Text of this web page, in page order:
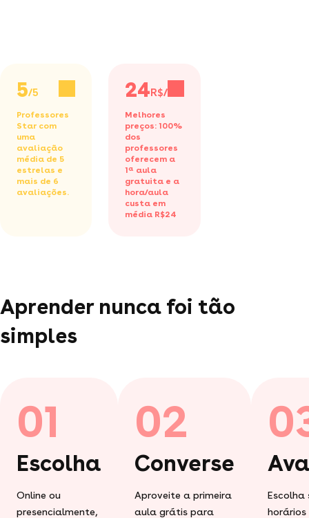
5/5
Professores
Star com
uma
avaliação
média de 5
estrelas e
mais de 6
avaliações.
24R$/h
Melhores
preços: 100%
dos
professores
oferecem a
1ª aula
gratuita e a
hora/aula
custa em
média R$24
Aprender nunca foi tão
simples
01
Escolha
Online ou
presencialmente,
02
Converse
Aproveite a primeira
aula grátis para
Escolha
horários